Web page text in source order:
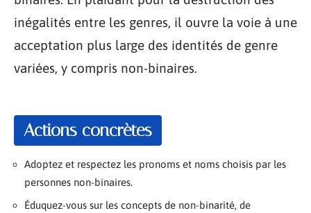
inégalités entre les genres, il ouvre la voie à une
acceptation plus large des identités de genre
variées, y compris non-binaires.
Actions concrètes
Adoptez et respectez les pronoms et noms choisis par les
personnes non-binaires.
Éduquez-vous sur les concepts de non-binarité, de